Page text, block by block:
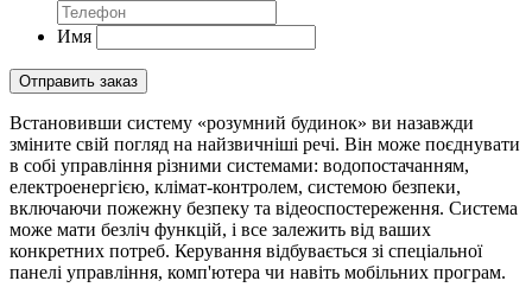
Имя
Отправить заказ
Встановивши систему «розумний будинок» ви назавжди
зміните свій погляд на найзвичніші речі. Він може поєднувати
в собі управління різними системами: водопостачанням,
електроенергією, клімат-контролем, системою безпеки,
включаючи пожежну безпеку та відеоспостереження. Система
може мати безліч функцій, і все залежить від ваших
конкретних потреб. Керування відбувається зі спеціальної
панелі управління, комп'ютера чи навіть мобільних програм.